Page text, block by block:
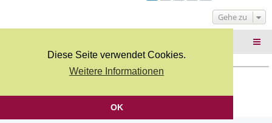
Diese Seite verwendet Cookies.
Weitere Informationen
OK
g
Gehe zu
Deutsche Übersetzung durchphpBB.de